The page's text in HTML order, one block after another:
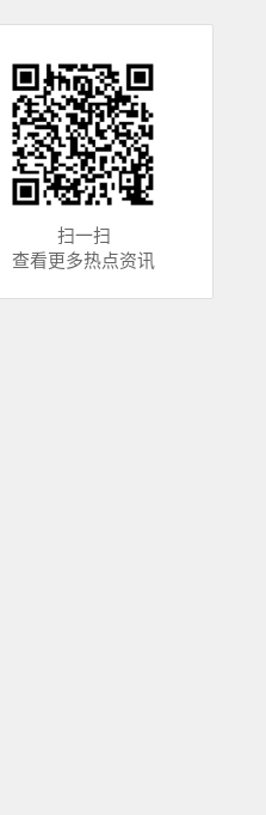
扫一扫
查看更多热点资讯